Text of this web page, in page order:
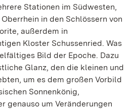
Stationen im Südwesten,
in den Schlössern von
außerdem in
Kloster Schussenried. Was
Bild der Epoche. Dazu
Glanz, den die kleinen und
um es dem großen Vorbild
Sonnenkönig,
genauso um Veränderungen